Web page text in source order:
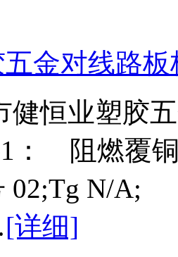
金对线路
业塑胶五
阻燃覆铜箔
02;Tg N/A;
[详细]